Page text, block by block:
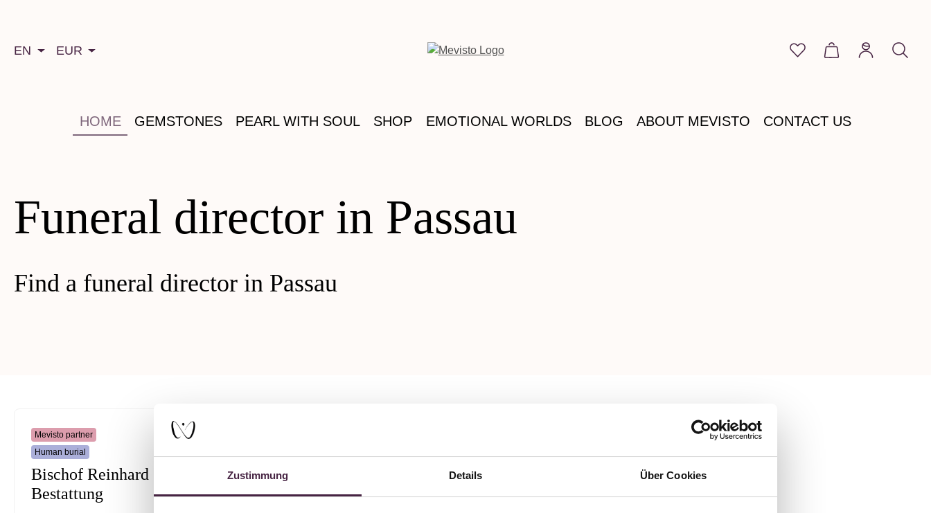
Zustimmung Details Über Cookies
EN EUR You have 0 wishlist
Shopping cart
HOME GEMSTONES PEARL WITH SOUL SHOP EMOTIONAL WORLDS BLOG ABOUT MEVISTO CONTACT US
Funeral director in Passau
Find a funeral director in Passau
Mevisto partner
Human burial
Bischof Reinhard
Bestattung
Simone Stadler Juwelier